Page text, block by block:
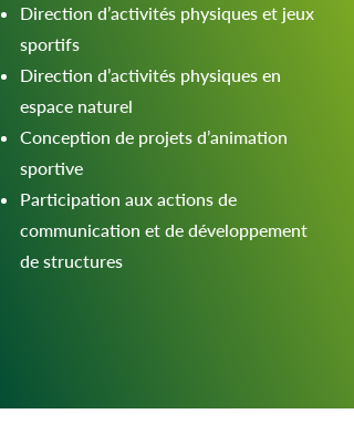
Direction d’activités physiques et jeux
sportifs
Direction d’activités physiques en
espace naturel
Conception de projets d’animation
sportive
Participation aux actions de
communication et de développement
de structures